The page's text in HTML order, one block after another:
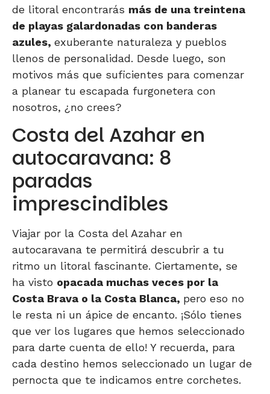
de litoral encontrarás más de una treintena
de playas galardonadas con banderas
azules, exuberante naturaleza y pueblos
llenos de personalidad. Desde luego, son
motivos más que suficientes para comenzar
a planear tu escapada furgonetera con
nosotros, ¿no crees?
Costa del Azahar en
autocaravana: 8
paradas
imprescindibles
Viajar por la Costa del Azahar en
autocaravana te permitirá descubrir a tu
ritmo un litoral fascinante. Ciertamente, se
ha visto opacada muchas veces por la
Costa Brava o la Costa Blanca, pero eso no
le resta ni un ápice de encanto. ¡Sólo tienes
que ver los lugares que hemos seleccionado
para darte cuenta de ello! Y recuerda, para
cada destino hemos seleccionado un lugar de
pernocta que te indicamos entre corchetes.